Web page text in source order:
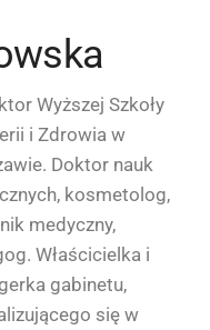
Wyższej Szkoły
i Zdrowia w
Doktor nauk
kosmetolog,
medyczny,
Właścicielka i
gabinetu,
się w